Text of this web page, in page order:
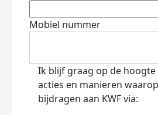
Mobiel nummer
Ik blijf graag op de hoogte
acties en manieren
bijdragen aan KWF via: